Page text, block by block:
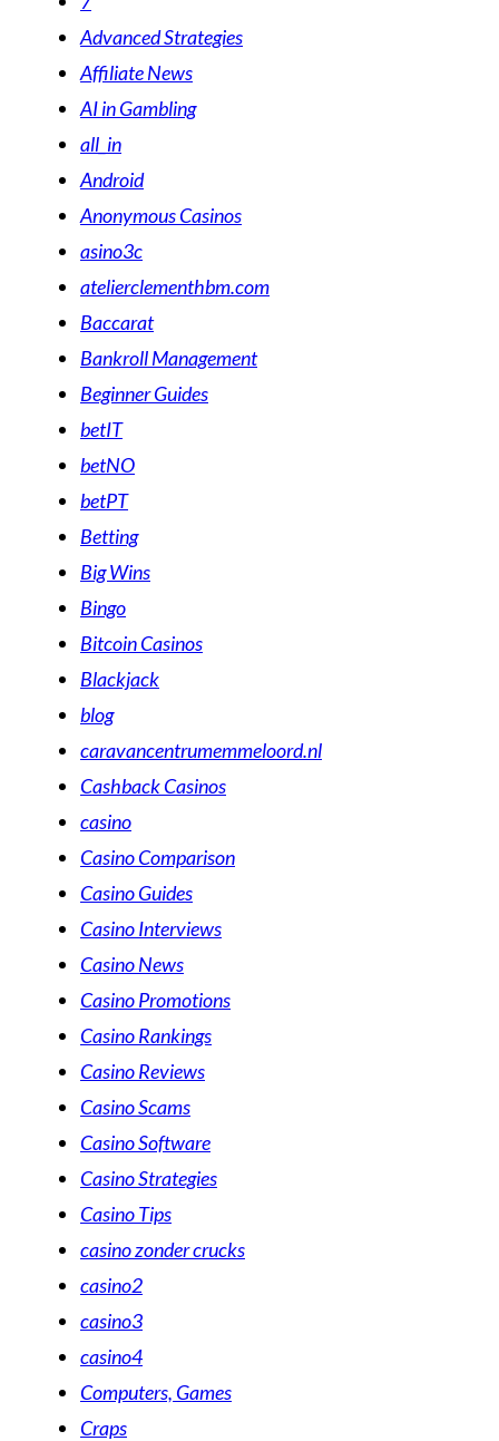
Advanced Strategies
Affiliate News
AI in Gambling
all_in
Android
Anonymous Casinos
asino3c
atelierclementhbm.com
Baccarat
Bankroll Management
Beginner Guides
betIT
betNO
betPT
Betting
Big Wins
Bingo
Bitcoin Casinos
Blackjack
blog
caravancentrumemmeloord.nl
Cashback Casinos
casino
Casino Comparison
Casino Guides
Casino Interviews
Casino News
Casino Promotions
Casino Rankings
Casino Reviews
Casino Scams
Casino Software
Casino Strategies
Casino Tips
casino zonder crucks
casino2
casino3
casino4
Computers, Games
Craps